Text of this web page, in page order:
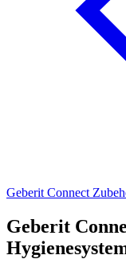
Geberit Connect
Geberit